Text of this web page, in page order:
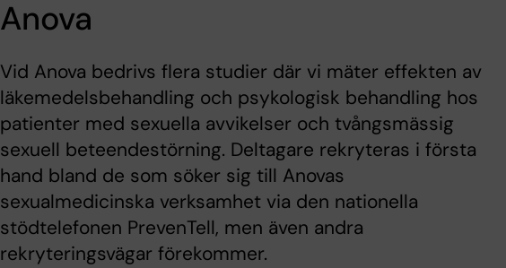
Anova
Vid Anova bedrivs flera studier där vi mäter effekten av
läkemedelsbehandling och psykologisk behandling hos
patienter med sexuella avvikelser och tvångsmässig
sexuell beteendestörning. Deltagare rekryteras i första
hand bland de som söker sig till Anovas
sexualmedicinska verksamhet via den nationella
stödtelefonen PrevenTell, men även andra
rekryteringsvägar förekommer.